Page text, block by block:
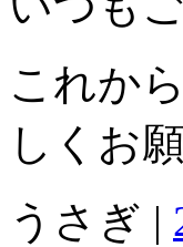
これか
しくお
うさぎ |